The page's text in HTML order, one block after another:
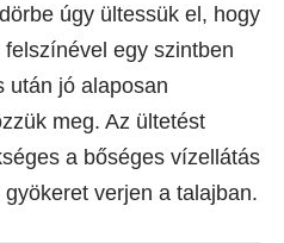
úgy ültessük el, hogy
egy szintben
után jó alaposan
meg. Az ültetést
a bőséges vízellátás
verjen a talajban.